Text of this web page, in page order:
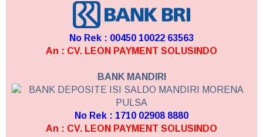
No Rek : 00450 10022 63563
An : CV. LEON PAYMENT SOLUSINDO
BANK MANDIRI
No Rek : 1710 02908 8880
An : CV. LEON PAYMENT SOLUSINDO